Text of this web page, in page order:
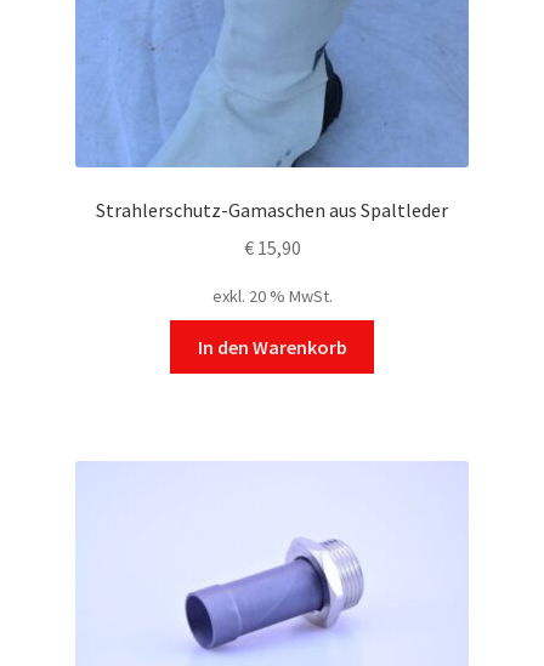
Strahlerschutz-Gamaschen aus Spaltleder
€15,90
exkl. 20 % MwSt.
In den Warenkorb